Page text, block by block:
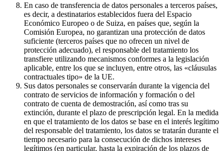
En caso de transferencia de datos personales a terceros países,
es decir, a destinatarios establecidos fuera del Espacio
Económico Europeo o de Suiza, en países que, según la
Comisión Europea, no garantizan una protección de datos
suficiente (terceros países que no ofrecen un nivel de
protección adecuado), el responsable del tratamiento los
transfiere utilizando mecanismos conformes a la legislación
aplicable, entre los que se incluyen, entre otros, las «cláusulas
contractuales tipo» de la UE.
Sus datos personales se conservarán durante la vigencia del
contrato de servicios de información y formación o del
contrato de cuenta de demostración, así como tras su
extinción, durante el plazo de prescripción legal. En la medida
en que el tratamiento de los datos se base en el interés legítimo
del responsable del tratamiento, los datos se tratarán durante el
tiempo necesario para la consecución de dichos intereses
legítimos (en particular, hasta la expiración de los plazos de